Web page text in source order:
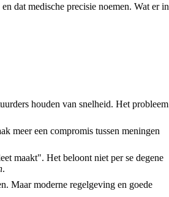
dat medische precisie noemen. Wat er in
houden van snelheid. Het probleem
meer een compromis tussen meningen
maakt". Het beloont niet per se degene
.
Maar moderne regelgeving en goede